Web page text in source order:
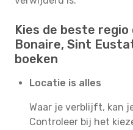
Kies de beste
Bonaire, Sint
boeken
Locatie is alles
Waar je verblijft, kan
Controleer bij het